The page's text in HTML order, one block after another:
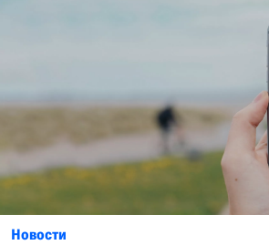
Новости